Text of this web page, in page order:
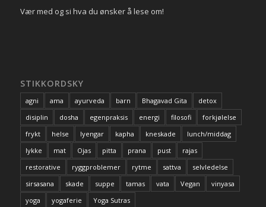
Vær med og si hva du ønsker å lese om!
STIKKORDSKY
agni ama ayurveda barn Bhagavad Gita
detox
disiplin
dosha egenpraksis energi filosofi
forkjølelse
frykt
helse Iyengar kapha kneskade
lunch/middag
lykke
mat Ojas pitta prana pust
rajas
restorative
ryggproblemer rytme sattva
selvledelse
sirsasana
skade suppe tamas vata Vegan
vinyasa
yoga
yogaferie Yoga Sutras